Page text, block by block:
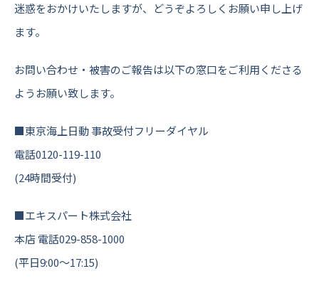
迷惑をおかけいたしますが、どうぞよろしくお願い申し上げ
ます。
お問い合わせ・被害のご報告は以下の窓口をご利用くださる
ようお願い致します。
■東京海上日動 事故受付フリーダイヤル
電話0120-119-110
(24時間受付)
■エキスパート株式会社
本店 電話029-858-1000
(平日9:00～17:15)